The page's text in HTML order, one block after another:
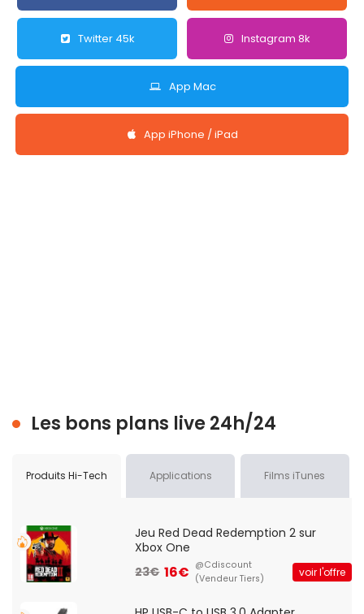
Twitter 45k Instagram 8k
App Mac
App iPhone / iPad
Les bons plans live 24h/24
Produits Hi-Tech Applications Films iTunes
Jeu Red Dead Redemption 2 sur
Xbox One
23€ 16€ @Cdiscount
(Vendeur Tiers)
voir l'offre